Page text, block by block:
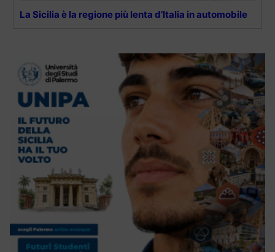
La Sicilia è la regione più lenta d’Italia in automobile